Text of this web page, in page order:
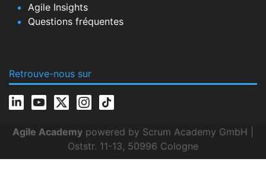
Agile Insights
Questions fréquentes
Retrouve-nous sur
Agile Academy powered by Scrum Academy GmbH |
Oststr. 11-13, 50996 Cologne